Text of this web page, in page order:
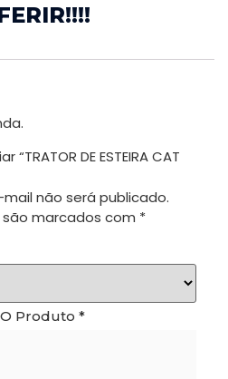
DE ESTEIRA CAT
não será publicado.
marcados com *
Produto *